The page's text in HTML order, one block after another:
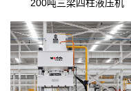
200吨三梁四柱液压机